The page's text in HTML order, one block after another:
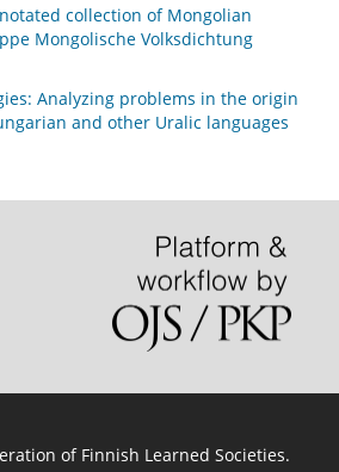
collection of Mongolian
Mongolische Volksdichtung
Analyzing problems in the origin
and other Uralic languages
of Finnish Learned Societies.